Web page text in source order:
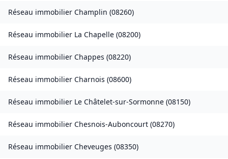
Réseau immobilier Champlin (08260)
Réseau immobilier La Chapelle (08200)
Réseau immobilier Chappes (08220)
Réseau immobilier Charnois (08600)
Réseau immobilier Le Châtelet-sur-Sormonne (08150)
Réseau immobilier Chesnois-Auboncourt (08270)
Réseau immobilier Cheveuges (08350)